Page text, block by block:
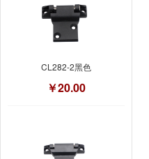
CL282-2黑色
￥20.00